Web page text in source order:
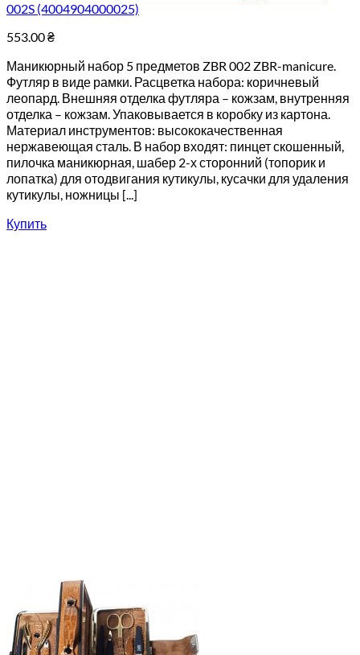
002S (4004904000025)
553.00₴
Маникюрный набор 5 предметов ZBR 002 ZBR-manicure.
Футляр в виде рамки. Расцветка набора: коричневый
леопард. Внешняя отделка футляра – кожзам, внутренняя
отделка – кожзам. Упаковывается в коробку из картона.
Материал инструментов: высококачественная
нержавеющая сталь. В набор входят: пинцет скошенный,
пилочка маникюрная, шабер 2-х сторонний (топорик и
лопатка) для отодвигания кутикулы, кусачки для удаления
кутикулы, ножницы [...]
Купить